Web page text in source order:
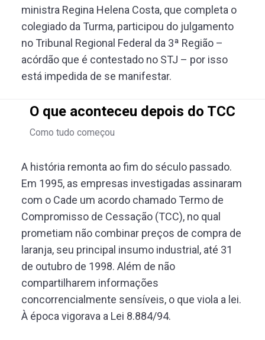
ministra Regina Helena Costa, que completa o
colegiado da Turma, participou do julgamento
no Tribunal Regional Federal da 3ª Região –
acórdão que é contestado no STJ – por isso
está impedida de se manifestar.
O que aconteceu depois do TCC
Como tudo começou
A história remonta ao fim do século passado.
Em 1995, as empresas investigadas assinaram
com o Cade um acordo chamado Termo de
Compromisso de Cessação (TCC), no qual
prometiam não combinar preços de compra de
laranja, seu principal insumo industrial, até 31
de outubro de 1998. Além de não
compartilharem informações
concorrencialmente sensíveis, o que viola a lei.
À época vigorava a Lei 8.884/94.